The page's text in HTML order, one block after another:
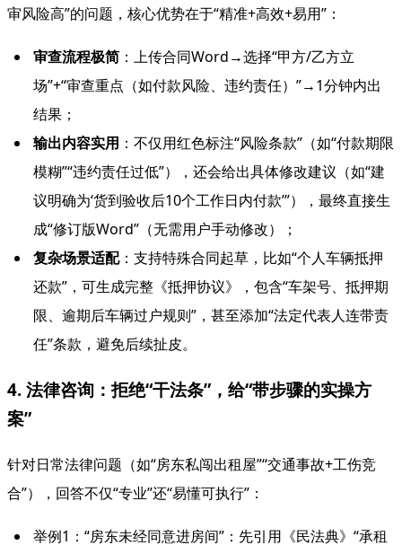
审风险高”的问题，核心优势在于“精准+高效+易用”：
审查流程极简：上传合同Word→选择“甲方/乙方立
场”+“审查重点（如付款风险、违约责任）”→1分钟内出
结果；
输出内容实用 ：不仅用红色标注“风险条款”（如“付款期限
模糊”“违约责任过低”），还会给出具体修改建议（如“建
议明确为‘货到验收后10个工作日内付款’”），最终直接生
成“修订版Word”（无需用户手动修改）；
复杂场景适配：支持特殊合同起草，比如“个人车辆抵押
还款”，可生成完整《抵押协议》，包含“车架号、抵押期
限、逾期后车辆过户规则”，甚至添加“法定代表人连带责
任”条款，避免后续扯皮。
4. 法律咨询：拒绝“干法条”，给“带步骤的实操方
案”
针对日常法律问题（如“房东私闯出租屋”“交通事故+工伤竞
合”），回答不仅“专业”还“易懂可执行”：
举例1：“房东未经同意进房间”：先引用《民法典》“承租